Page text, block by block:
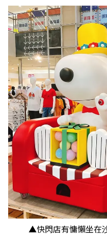
▲快閃店有慵懶坐在